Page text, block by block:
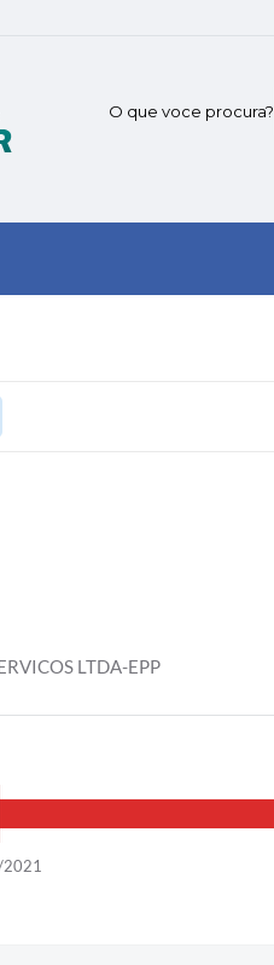
O que voce procura?
LTDA-EPP